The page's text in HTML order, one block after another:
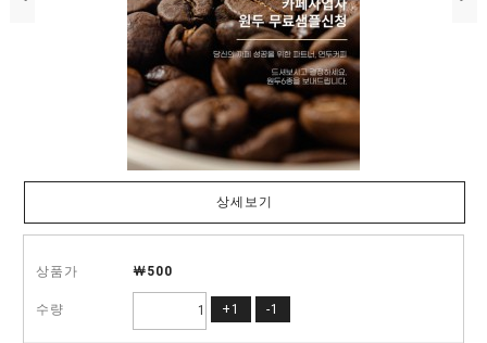
상세보기
상품가 ￦500
수량 +1 -1